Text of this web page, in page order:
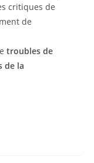
critiques de
de
troubles de
de la